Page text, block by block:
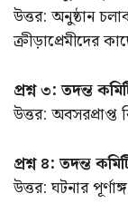
উত্তর: অনুষ্ঠান
ক্রীড়াপ্রেমীদের
প্রশ্ন ৩: তদন্ত
উত্তর: অবসরপ্রাপ্ত
প্রশ্ন ৪: তদন্ত
উত্তর: ঘটনার